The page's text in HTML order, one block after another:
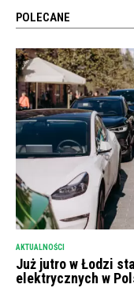
POLECANE
AKTUALNOŚCI
Już jutro w Łodzi
elektrycznych w